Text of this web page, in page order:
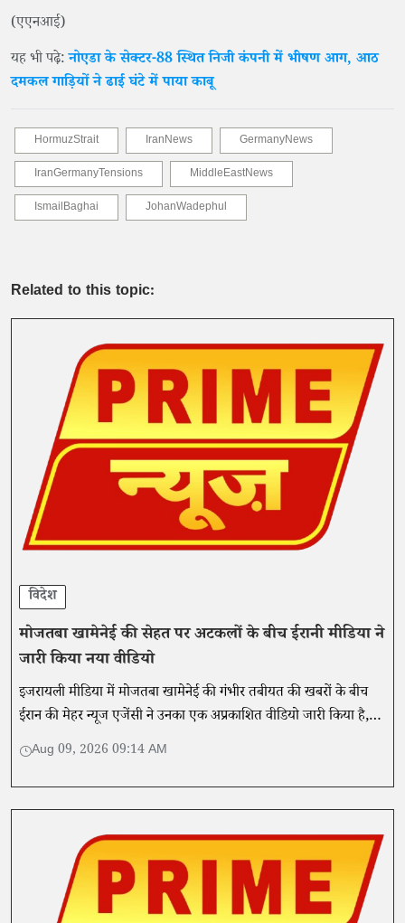
(एएनआई)
यह भी पढ़े:नोएडा के सेक्टर-88 स्थित निजी कंपनी में भीषण आग, आठ
दमकल गाड़ियों ने ढाई घंटे में पाया काबू
HormuzStrait IranNews
GermanyNews
IranGermanyTensions
MiddleEastNews
IsmailBaghai
JohanWadephul
Related to this topic:
विदेश
मोजतबा खामेनेई की सेहत पर अटकलों के बीच ईरानी मीडिया ने
जारी किया नया वीडियो
इजरायली मीडिया में मोजतबा खामेनेई की गंभीर तबीयत की खबरों के बीच
ईरान की मेहर न्यूज एजेंसी ने उनका एक अप्रकाशित वीडियो जारी किया है,
जिसमें वे स्वस्थ दिखाई दे रहे हैं।
Aug 09, 2026 09:14 AM